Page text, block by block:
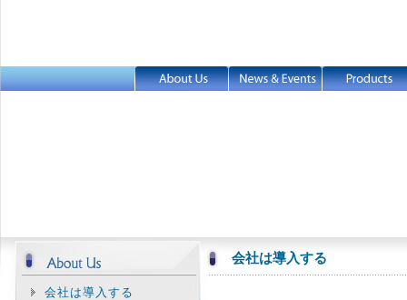
会社は導入する
会社は導入する